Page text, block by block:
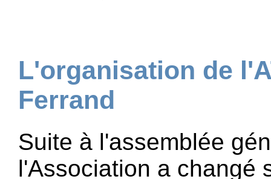
L'organisation de
Ferrand
Suite à l'assemblée
l'Association a changé